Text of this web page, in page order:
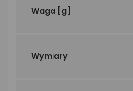
Waga [g]
Wymiary